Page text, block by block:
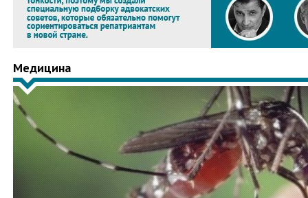
Медицина